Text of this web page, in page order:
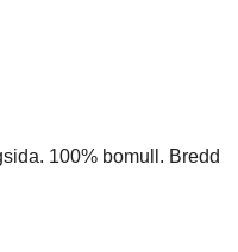
100% bomull. Bredd